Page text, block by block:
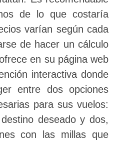
de lo que costaría
varían según cada
de hacer un cálculo
en su página web
interactiva donde
entre dos opciones
para sus vuelos:
deseado y dos,
con las millas que